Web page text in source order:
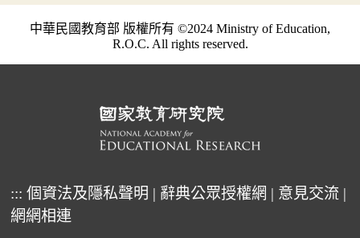
中華民國教育部 版權所有 ©2024 Ministry of Education,
R.O.C. All rights reserved.
::: 個資法及隱私聲明 | 辭典公眾授權網 | 意見交流 |
網網相連